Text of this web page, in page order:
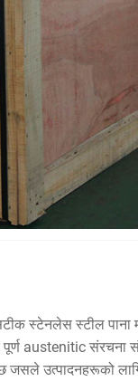
स्टेनलेस स्टील पाना
पूर्ण austenitic
उत्पादनहरूको